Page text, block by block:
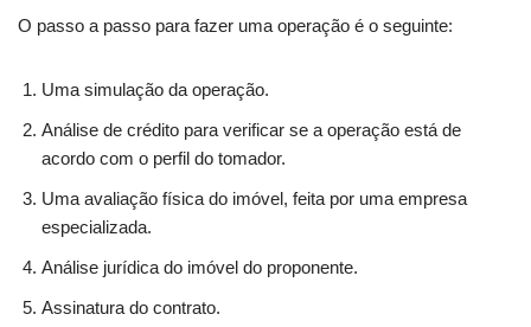
O passo a passo para fazer uma operação é o seguinte:
Uma simulação da operação.
Análise de crédito para verificar se a operação está de
acordo com o perfil do tomador.
Uma avaliação física do imóvel, feita por uma empresa
especializada.
Análise jurídica do imóvel do proponente.
Assinatura do contrato.